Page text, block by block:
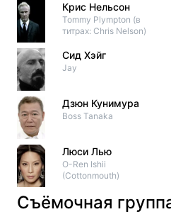
Крис Нельсон
Tommy Plympton (в
титрах: Chris Nelson)
Сид Хэйг
Jay
Дзюн Кунимура
Boss Tanaka
Люси Лью
O-Ren Ishii
(Cottonmouth)
Съёмочная